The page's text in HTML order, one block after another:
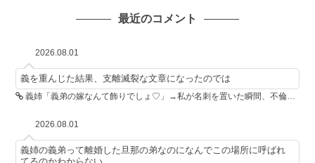
最近のコメント
2026.08.01
義を重んじた結果、支離滅裂な文章になったのでは
義姉「義弟の嫁なんて飾りでしょ♡」→私が名刺を置いた瞬間、不倫相手が青ざめた
2026.08.01
義姉の義弟って離婚した旦那の弟なのになんでこの場所に呼ばれ